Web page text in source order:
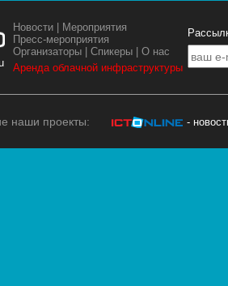
Новости
Мероприятия
Пресс-мероприятия
Организаторы |Спикеры |О нас
Аренда облачной инфраструктуры
наши проекты: -